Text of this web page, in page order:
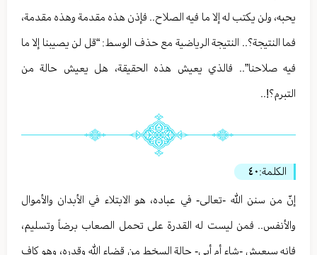
يحبه، ولن يكتب له إلا ما فيه الصلاح.. فإذن هذه مقدمة وهذه مقدمة،
فما النتيجة؟.. النتيجة الرياضية مع حذف الوسط: “قل لن يصيبنا إلا ما
فيه صلاحنا”.. فالذي يعيش هذه الحقيقة، هل يعيش حالة من
التبرم؟!..
الكلمة:٤٠
إنّ من سنن الله -تعالى- في عباده، هو الابتلاء في الأبدان والأموال
والأنفس.. فمن ليست له القدرة على تحمل الصعاب برضاً وتسليم،
فإنه سيعيش -شاء أم أبى- حالة السخط من قضاء الله وقدره، وهو كافٍ